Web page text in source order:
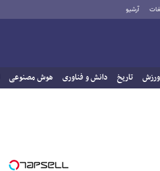
آرشیو
ورزش تاریخ دانش و فناوری هوش مصنوعی